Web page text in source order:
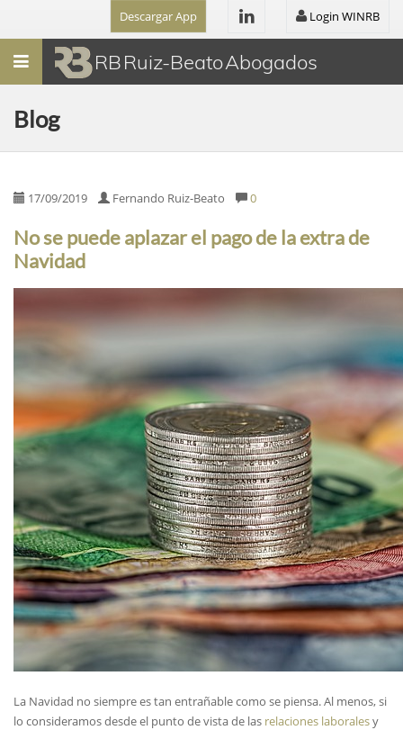
Descargar App Login WINRB
Menú RB Ruiz-Beato Abogados
Blog
17/09/2019 Fernando Ruiz-Beato 0
No se puede aplazar el pago de la extra de
Navidad
La Navidad no siempre es tan entrañable como se piensa. Al menos, si
lo consideramos desde el punto de vista de las relaciones laboralesy